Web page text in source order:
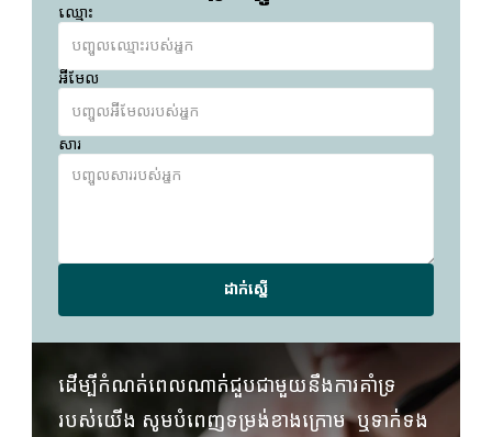
ឈ្មោះ
អ៊ីមែល
សារ
ដាក់ស្នើ
ដើម្បីកំណត់ពេលណាត់ជួបជាមួយនឹងការគាំទ្រ
របស់យើង សូមបំពេញទម្រង់ខាងក្រោម  ឬទាក់ទង